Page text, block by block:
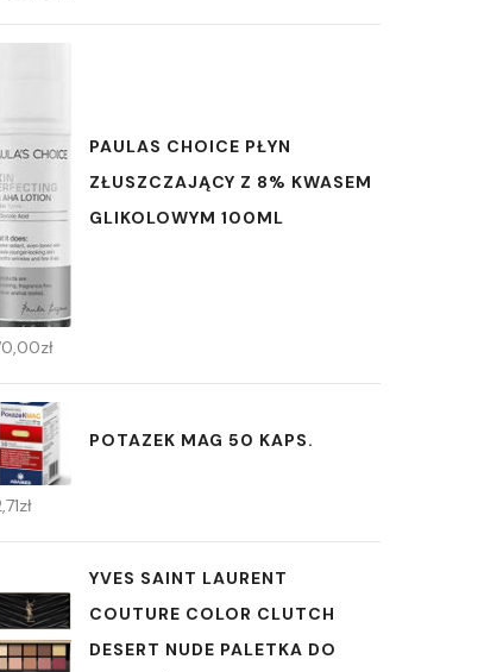
PAULAS CHOICE PŁYN
ZŁUSZCZAJĄCY Z 8% KWASEM
GLIKOLOWYM 100ML
zł
POTAZEK MAG 50 KAPS.
zł
YVES SAINT LAURENT
COUTURE COLOR CLUTCH
DESERT NUDE PALETKA DO